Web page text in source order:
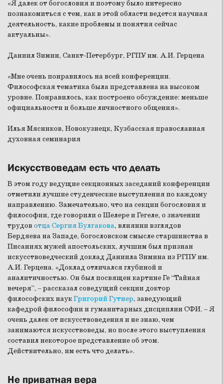
«Я далек от богословия и поэтому было интересно
познакомиться с тем, как в этой области ведется научная
деятельность, какие проблемы и понятия сейчас
актуальны».
Даниил Зимин, Санкт-Петербург, РГПУ им. А.И. Герцена
«Мне очень понравилось на всей конференции.
Философская тематика была представлена на высоком
уровне. Понравилось, как построено обсуждение: меньше
официальности и больше личностного общения».
Илья Мясников, Новокузнецк, Кузбасская православная
духовная семинария
Искусствоведам есть что делать
В этом году ведущие секционных заседаний конференции
отметили лучшие студенческие выступления по каждому
направлению. Замечательно, что на секции богословия и
философии, где говорили о Шелере и Гегеле, о значении
трудов отца Сергия Булгакова, влиянии взглядов
Бердяева на Западе, богословском смысле старшинства в
Писаниях мужей апостольских, лучшим был признан
искусствоведческий доклад Даниила Зимина из РГПУ им.
А.И. Герцена. «Доклад отличался глубиной и
аналитичностью. Он был посвящен картине Ге “Тайная
вечеря”, – рассказал соведущий секции доктор
философских наукГригорий Гутнер, заведующий
кафедрой философии и гуманитарных дисциплин СФИ. – Я
очень далек от искусствоведения и не знаю, чем
занимаются искусствоведы, но после этого выступления
составил некоторое представление об этом.
Действительно, им есть что делать».
Не приватная вера